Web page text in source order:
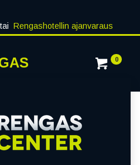
tai Rengashotellin ajanvaraus
0